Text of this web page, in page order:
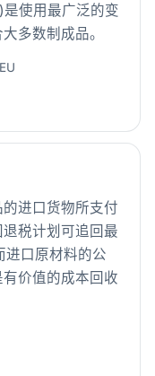
使用最广泛的变
多数制成品。
进口货物所支付
税计划可追回最
进口原材料的公
价值的成本回收